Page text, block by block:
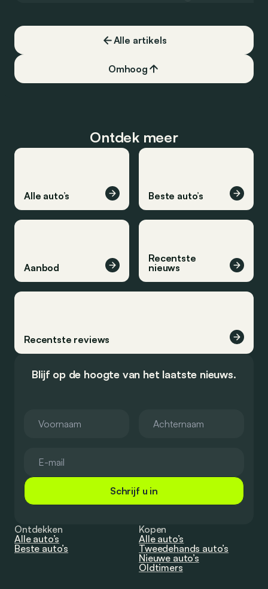
Alle artikels
Omhoog
Ontdek meer
Alle auto’s Beste auto’s
Aanbod
Recentste
nieuws
Recentste reviews
Blijf op de hoogte van het laatste nieuws.
Schrijf u in
Ontdekken
Alle auto’s
Beste auto’s
Kopen
Alle auto’s
Tweedehands auto’s
Nieuwe auto’s
Oldtimers